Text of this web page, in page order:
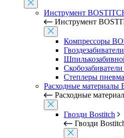
Инструмент
Инструмент
Компрессоры
Степлеры
Расходные материалы
Расходные
Гвозди Bostitch
Гвозди